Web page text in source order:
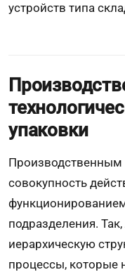
устройств типа
упаковки
Производственным
совокупность
подразделения.
иерархическую
процессы, которые